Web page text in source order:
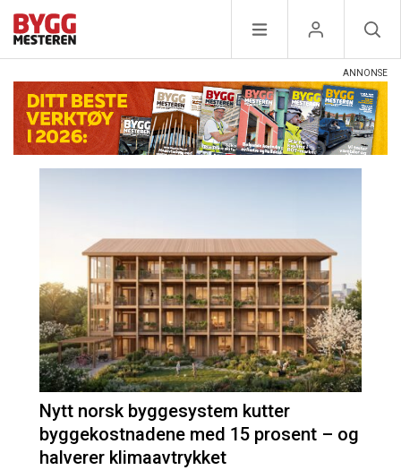
Nytt norsk byggesystem kutter
byggekostnadene med 15 prosent – og
halverer klimaavtrykket